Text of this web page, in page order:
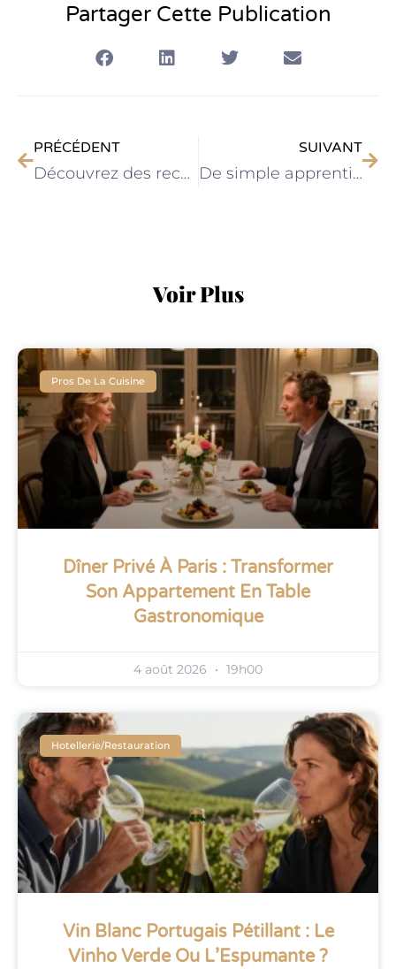
Partager Cette Publication
PRÉCÉDENT
Découvrez des recettes gastronomiques inédites qui réinventent la tradition
SUIVANT
De simple apprenti à chef cuisinier : découvrez le parcours inattendu
Voir Plus
Pros De La Cuisine
Dîner Privé À Paris : Transformer
Son Appartement En Table
Gastronomique
4 août 2026 19h00
Hotellerie/restauration
Vin Blanc Portugais Pétillant : Le
Vinho Verde Ou L’Espumante ?